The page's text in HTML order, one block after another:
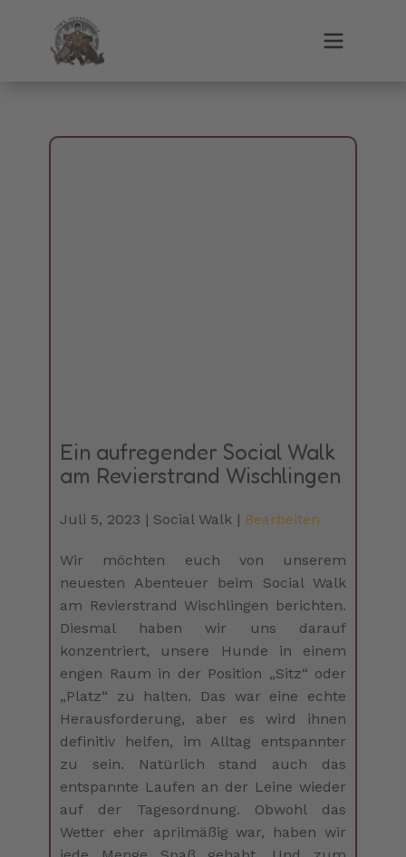
Ein aufregender Social Walk
am Revierstrand Wischlingen
Juli 5, 2023 Social Walk Bearbeiten
Wir möchten euch von unserem
neuesten Abenteuer beim Social Walk
am Revierstrand Wischlingen berichten.
Diesmal haben wir uns darauf
konzentriert, unsere Hunde in einem
engen Raum in der Position „Sitz“ oder
„Platz“ zu halten. Das war eine echte
Herausforderung, aber es wird ihnen
definitiv helfen, im Alltag entspannter
zu sein. Natürlich stand auch das
entspannte Laufen an der Leine wieder
auf der Tagesordnung. Obwohl das
Wetter eher aprilmäßig war, haben wir